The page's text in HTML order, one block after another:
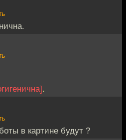
.
в картине будут ?